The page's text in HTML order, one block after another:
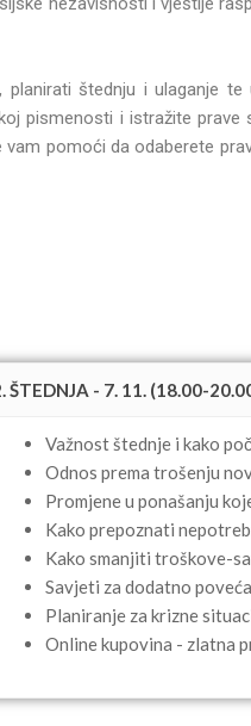
štednju i ulaganje te
pismenosti i istražite prave
pomoći da odaberete
ŠTEDNJA - 7. 11. (18.00-
Važnost štednje i kako
Odnos prema trošenju
Promjene u ponašanju
Kako prepoznati
Kako smanjiti troškove-
Savjeti za dodatno
Planiranje za krizne
Online kupovina - zlatna